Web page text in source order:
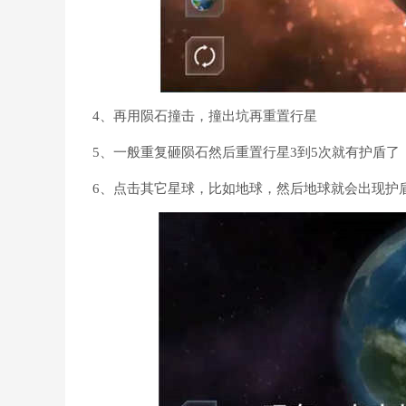
4、再用陨石撞击，撞出坑再重置行星
5、一般重复砸陨石然后重置行星3到5次就有护盾了
6、点击其它星球，比如地球，然后地球就会出现护